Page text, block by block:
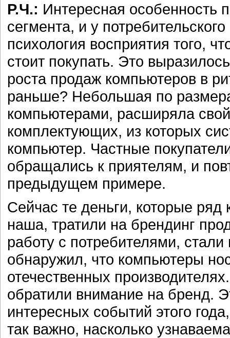
Р.Ч.: Интересная особенность
сегмента, и у
психология восприятия того,
стоит покупать. Это
роста продаж компьютеров в
раньше? Небольшая по
компьютерами, расширяла
комплектующих, из которых
компьютер. Частные
обращались к приятелям, и
предыдущем примере.
Сейчас те деньги, которые
наша, тратили на брендинг
работу с потребителями,
обнаружил, что компьютеры
отечественных
обратили внимание на бренд.
интересных событий этого
так важно, насколько